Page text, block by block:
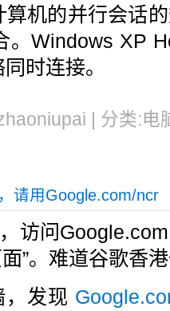
机的并行会话
。Windows XP
时连接。
| 分类:电
请用Google.com/ncr
问
”。难道谷歌香
发现